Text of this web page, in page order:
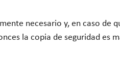
necesario y, en caso de
la copia de seguridad es